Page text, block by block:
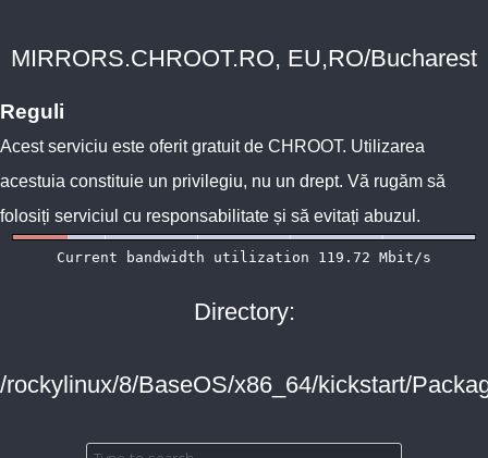
MIRRORS.CHROOT.RO, EU,RO/Bucharest
Reguli
Acest serviciu este oferit gratuit de CHROOT. Utilizarea
acestuia constituie un privilegiu, nu un drept. Vă rugăm să
folosiți serviciul cu responsabilitate și să evitați abuzul.
Directory:
/rockylinux/8/BaseOS/x86_64/kickstart/